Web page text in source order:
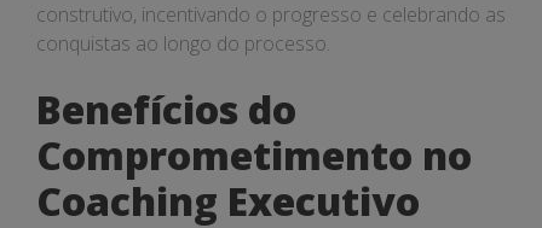
construtivo, incentivando o progresso e celebrando as
conquistas ao longo do processo.
Benefícios do
Comprometimento no
Coaching Executivo